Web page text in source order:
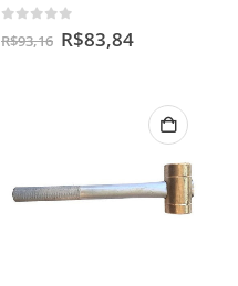
out of 5
R$93,16 R$83,84